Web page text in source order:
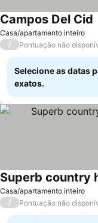
Casa/apartamento inteiro
Campos Del Cid
/ Pontuação não
Selecione as datas
exatos.
Casa/apartamento inteiro
/ Pontuação não